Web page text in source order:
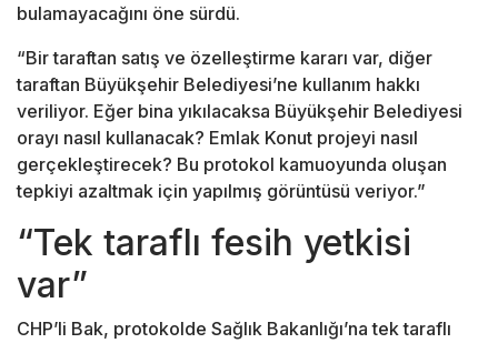
bulamayacağını öne sürdü.
“Bir taraftan satış ve özelleştirme kararı var, diğer
taraftan Büyükşehir Belediyesi’ne kullanım hakkı
veriliyor. Eğer bina yıkılacaksa Büyükşehir Belediyesi
orayı nasıl kullanacak? Emlak Konut projeyi nasıl
gerçekleştirecek? Bu protokol kamuoyunda oluşan
tepkiyi azaltmak için yapılmış görüntüsü veriyor.”
“Tek taraflı fesih yetkisi
var”
CHP’li Bak, protokolde Sağlık Bakanlığı’na tek taraflı